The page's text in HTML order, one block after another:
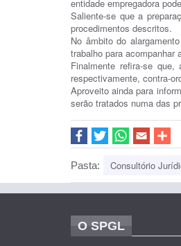
entidade empregadora
Saliente-se que a
procedimentos descritos.
No âmbito do
trabalho para acompanhar
Finalmente refira-se
respectivamente, contra-
Aproveito ainda para
serão tratados numa das
Pasta: Consultório
O SPGL